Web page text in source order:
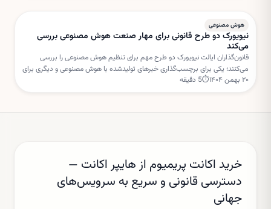
هوش مصنوعی
نیویورک دو طرح قانونی برای مهار صنعت هوش مصنوعی بررسی
می‌کند
قانون‌گذاران ایالت نیویورک دو طرح مهم برای تنظیم هوش مصنوعی را بررسی
می‌کنند؛ یکی برای برچسب‌گذاری خبرهای تولیدشده با هوش مصنوعی و دیگری برای
تعلیق مجوز ساخت مراکز داده جدید.
۲۰ بهمن ۱۴۰۴ ⏱
5 دقیقه
خرید اکانت پریمیوم از هایپر اکانت —
دسترسی قانونی و سریع به سرویس‌های
جهانی